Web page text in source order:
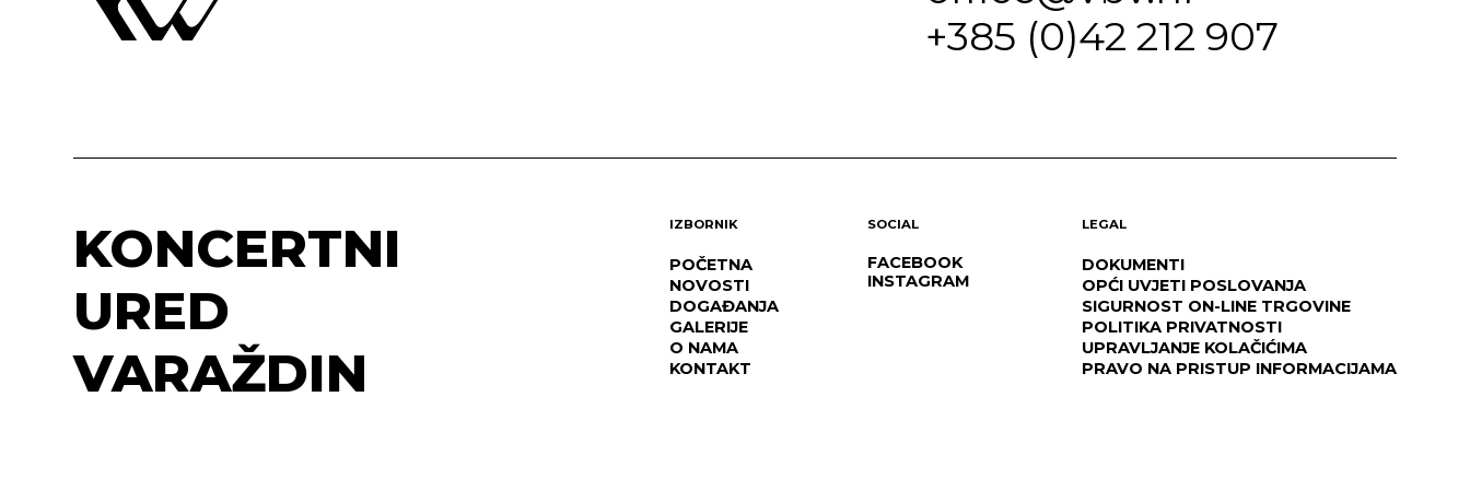
+385 (0)42 212 907
KONCERTNI
URED
VARAŽDIN
IZBORNIK
POČETNA
NOVOSTI
DOGAĐANJA
GALERIJE
O NAMA
KONTAKT
SOCIAL
FACEBOOK
INSTAGRAM
LEGAL
DOKUMENTI
OPĆI UVJETI POSLOVANJA
SIGURNOST ON-LINE TRGOVINE
POLITIKA PRIVATNOSTI
UPRAVLJANJE KOLAČIĆIMA
PRAVO NA PRISTUP INFORMACIJAMA